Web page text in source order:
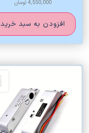
4,550,000تومان
افزودن به سبد خرید